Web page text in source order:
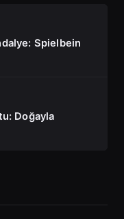
Spielbein
Doğayla